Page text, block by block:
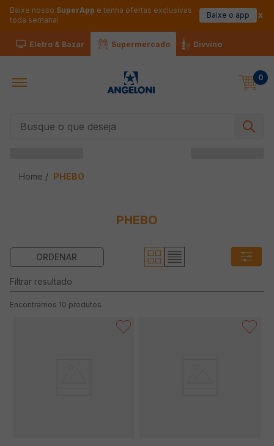
Baixe nosso SuperApp e tenha ofertas exclusivas
toda semana!
Baixe o app
Eletro & Bazar Supermercado Divvino
0
PHEBO
PHEBO
10 produtos